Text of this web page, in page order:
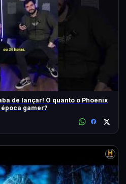
de lançar! O quanto o Phoenix
gamer?